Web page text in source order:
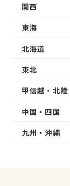
関西
東海
北海道
東北
甲信越・北陸
中国・四国
九州・沖縄